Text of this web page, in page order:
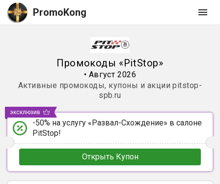
PromoKong
Промокоды «PitStop»
• Август 2026
Активные промокоды, купоны и акции pitstop-
spb.ru
-50% на услугу «Развал-Схождение» в салоне
PitStop!
Открыть Купон
эксклюзив